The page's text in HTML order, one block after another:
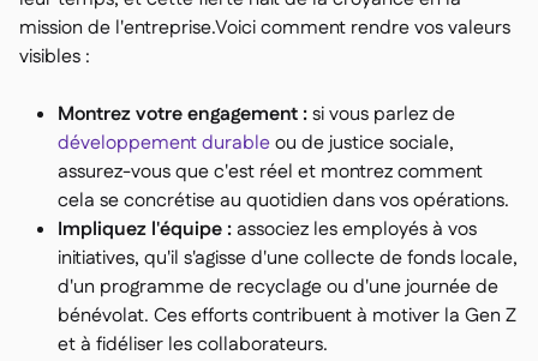
mission de l'entreprise.Voici comment rendre vos valeurs
visibles :
Montrez votre engagement :si vous parlez de
développement durableou de justice sociale,
assurez-vous que c'est réel et montrez comment
cela se concrétise au quotidien dans vos opérations.
Impliquez l'équipe :associez les employés à vos
initiatives, qu'il s'agisse d'une collecte de fonds locale,
d'un programme de recyclage ou d'une journée de
bénévolat. Ces efforts contribuent à motiver la Gen Z
et à fidéliser les collaborateurs.